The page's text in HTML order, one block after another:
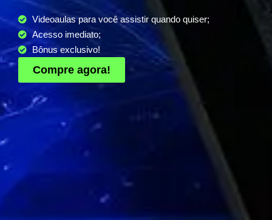
Videoaulas para você assistir quando quiser;
Acesso imediato;
Bônus exclusivo!
Compre agora!